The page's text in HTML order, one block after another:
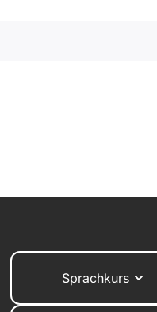
Sprachkurs